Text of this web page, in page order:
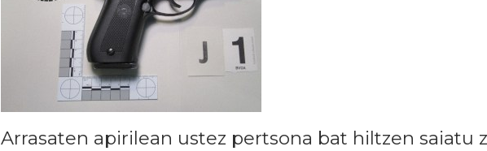
Arrasaten apirilean ustez pertsona bat hiltzen saiatu